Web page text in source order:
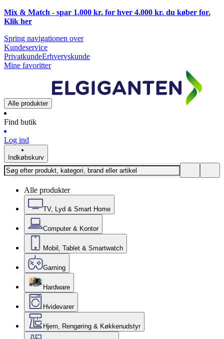
Mix & Match - spar 1.000 kr. for hver 4.000 kr. du køber for.
Klik her
Spring navigationen over
Kundeservice
PrivatkundeErhvervskunde
Mine favoritter
Alle produkter
Find butik
Log ind
Indkøbskurv
Alle produkter
TV, Lyd & Smart Home
Computer & Kontor
Mobil, Tablet & Smartwatch
Gaming
Hardware
Hvidevarer
Hjem, Rengøring & Køkkenudstyr